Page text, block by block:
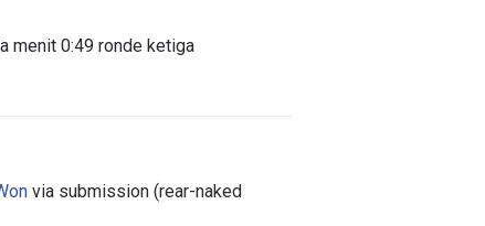
menit 0:49 ronde ketiga
via submission (rear-naked
spesial, dan akses awal untuk kursi terbaik di